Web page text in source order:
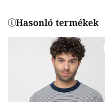
Hasonló termékek